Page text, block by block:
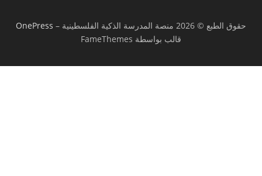
حقوق الطبع © 2026 منصة المدرسة الذكية الفلسطينية –
OnePress
قالب بواسطة FameThemes